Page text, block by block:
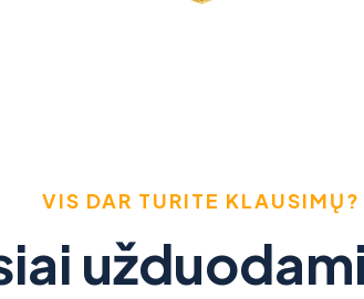
VIS DAR TURITE KLAUSIMŲ?